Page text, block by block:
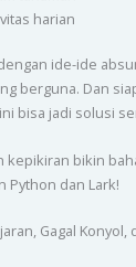
harian
ide-ide
berguna. Dan
bisa jadi solusi
kepikiran bikin
Python dan Lark!
Gagal